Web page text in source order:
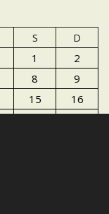
S
D
1
2
8
9
15
16